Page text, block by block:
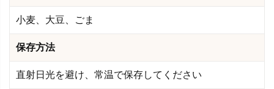
小麦、大豆、ごま
保存方法
直射日光を避け、常温で保存してください